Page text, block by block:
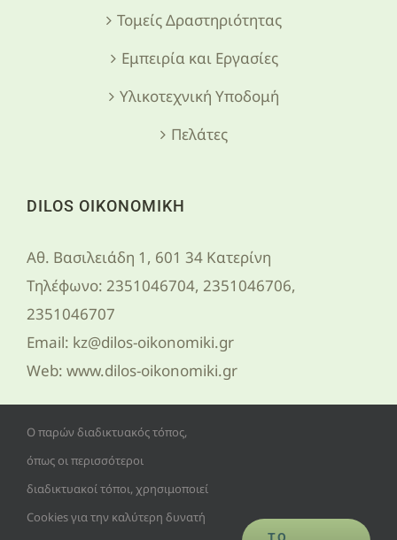
Τομείς Δραστηριότητας
Εμπειρία και Εργασίες
Υλικοτεχνική Υποδομή
Πελάτες
DILOS ΟΙΚΟΝΟΜΙΚΗ
Αθ. Βασιλειάδη 1, 601 34 Κατερίνη
Τηλέφωνο: 2351046704, 2351046706,
2351046707
Email: kz@dilos-oikonomiki.gr
Web: www.dilos-oikonomiki.gr
Ο παρών διαδικτυακός τόπος,
όπως οι περισσότεροι
διαδικτυακοί τόποι, χρησιμοποιεί
Cookies για την καλύτερη δυνατή